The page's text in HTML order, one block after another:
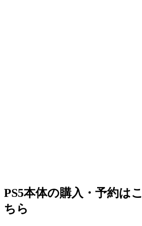
PS5本体の購入・予約はこ
ちら